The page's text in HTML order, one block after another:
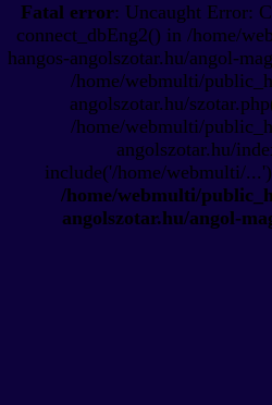
Fatal error: Uncaught Error:
connect_dbEng2() in /home/
hangos-angolszotar.hu/angol-
/home/webmulti/
angolszotar.hu/
/home/webmulti/
angolszotar.hu/
include('/home/webmulti/
/home/webmulti/
angolszotar.hu/angol-